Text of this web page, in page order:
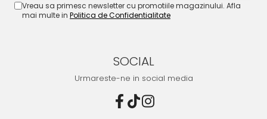
Vreau sa primesc newsletter cu promotiile magazinului. Afla
mai multe in Politica de Confidentialitate
SOCIAL
Urmareste-ne in social media